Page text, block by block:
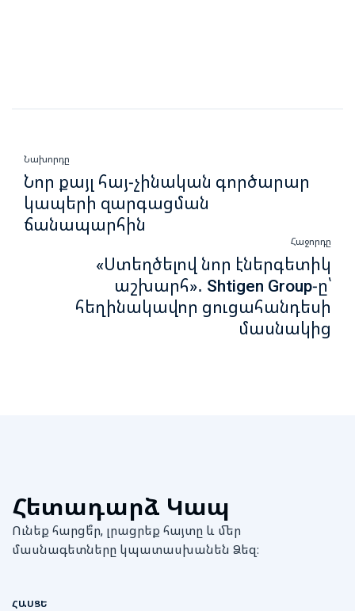
Նախորդը
Նոր քայլ հայ-չինական գործարար
կապերի զարգացման
ճանապարհին
Հաջորդը
«Ստեղծելով նոր էներգետիկ
աշխարհ»․ Shtigen Group-ը՝
հեղինակավոր ցուցահանդեսի
մասնակից
Հետադարձ Կապ
Ունեք հարցե՞ր, լրացրեք հայտը և մեր
մասնագետները կպատասխանեն Ձեզ։
ՀԱՍՑԵ